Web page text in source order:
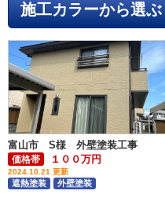
施工カラーから選ぶ
富山市 S様 外壁塗装工事
価格帯 １００万円
2024.10.21 更新
遮熱塗装 外壁塗装